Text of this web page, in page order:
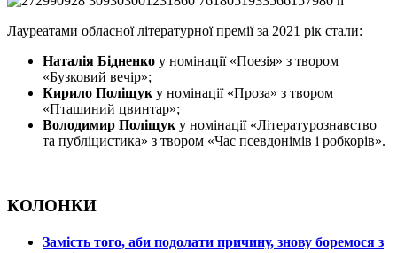
Лауреатами обласної літературної премії за 2021 рік стали:
Наталія Бідненко у номінації «Поезія» з твором
«Бузковий вечір»;
Кирило Поліщук у номінації «Проза» з твором
«Пташиний цвинтар»;
Володимир Поліщук у номінації «Літературознавство
та публіцистика» з твором «Час псевдонімів і робкорів».
КОЛОНКИ
Замість того, аби подолати причину, знову боремося з